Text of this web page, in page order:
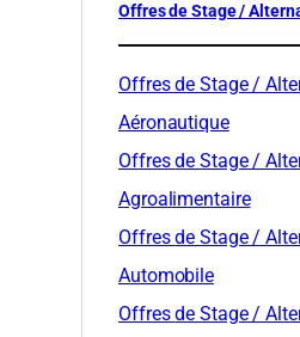
Offres de Stage /
Offres de Stage /
Aéronautique
Offresde Stage /
Agroalimentaire
Offresde Stage /
Automobile
Offresde Stage /